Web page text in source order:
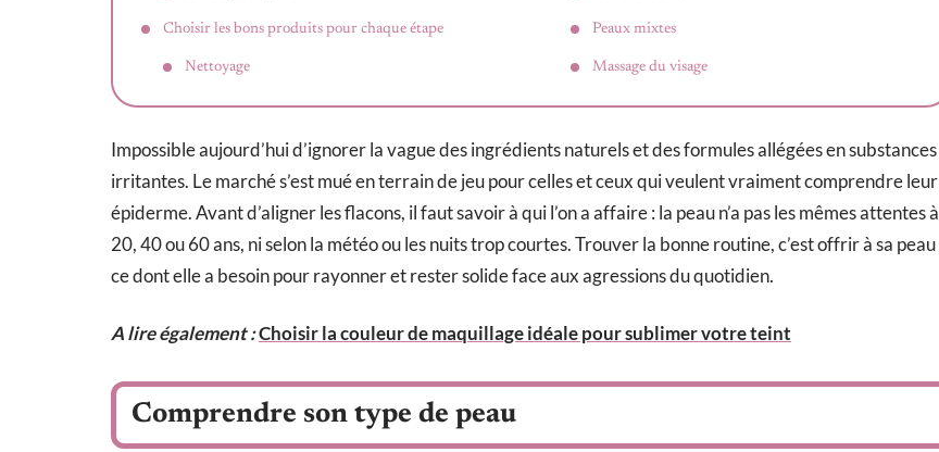
Choisir les bons produits pour chaque étape
Nettoyage
Peaux mixtes
Massage du visage
Impossible aujourd’hui d’ignorer la vague des ingrédients naturels et des formules allégées en substances
irritantes. Le marché s’est mué en terrain de jeu pour celles et ceux qui veulent vraiment comprendre leur
épiderme. Avant d’aligner les flacons, il faut savoir à qui l’on a affaire : la peau n’a pas les mêmes attentes à
20, 40 ou 60 ans, ni selon la météo ou les nuits trop courtes. Trouver la bonne routine, c’est offrir à sa peau
ce dont elle a besoin pour rayonner et rester solide face aux agressions du quotidien.
A lire également :Choisir la couleur de maquillage idéale pour sublimer votre teint
Comprendre son type de peau